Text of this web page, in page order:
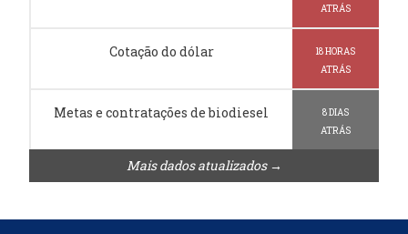
ATRÁS
Cotação do dólar
18 HORAS
ATRÁS
Metas e contratações de biodiesel
8 DIAS
ATRÁS
Mais dados atualizados →